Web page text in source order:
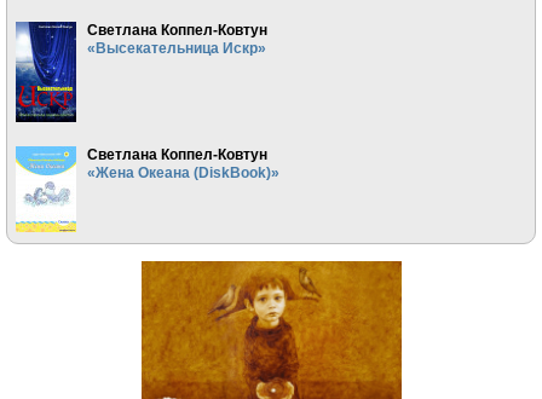
Светлана Коппел-Ковтун
«Высекательница Искр»
Светлана Коппел-Ковтун
«Жена Океана (DiskBook)»